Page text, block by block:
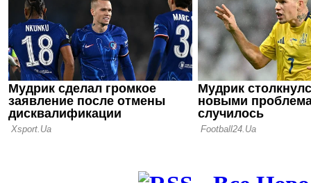
06.05.26 10:00
ЧМ-1966:
чаепитие,
вставная
04.05.26 10:00
ЧМ-1962:
чемпионат
футбола